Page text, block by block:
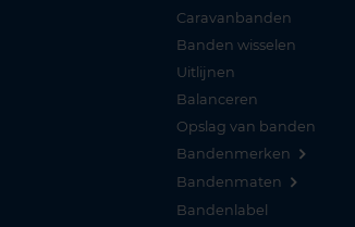
Caravanbanden
Banden wisselen
Uitlijnen
Balanceren
Opslag van banden
Bandenmerken
Bandenmaten
Bandenlabel